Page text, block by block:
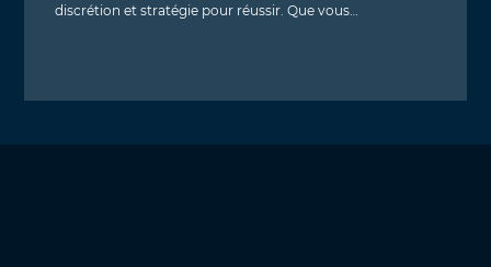
discrétion et stratégie pour réussir. Que vous…